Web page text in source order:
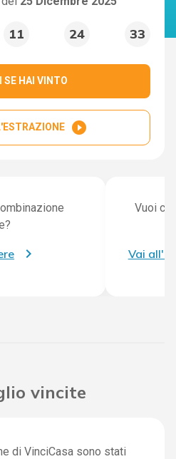
11 24 33
SE HAI VINTO
play_circle_filled
Vuoi
Vai
vincite
di VinciCasa sono stati